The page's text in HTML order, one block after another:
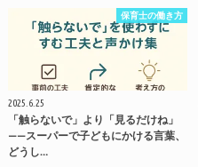
保育士の働き方
2025.6.25
「触らないで」より「見るだけね」
——スーパーで子どもにかける言葉、
どうし…